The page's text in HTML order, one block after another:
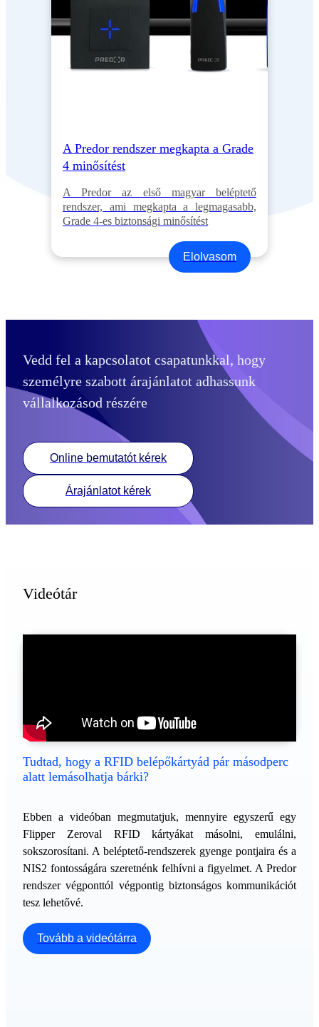
A Predor rendszer megkapta a Grade
4 minősítést
A Predor az első magyar beléptető
rendszer, ami megkapta a legmagasabb,
Grade 4-es biztonsági minősítést
Elolvasom
Vedd fel a kapcsolatot csapatunkkal, hogy
személyre szabott árajánlatot adhassunk
vállalkozásod részére
Online bemutatót kérek
Árajánlatot kérek
Videótár
Tudtad, hogy a RFID belépőkártyád pár másodperc
alatt lemásolhatja bárki?
Ebben a videóban megmutatjuk, mennyire egyszerű egy
Flipper Zeroval RFID kártyákat másolni, emulálni,
sokszorosítani. A beléptető-rendszerek gyenge pontjaira és a
NIS2 fontosságára szeretnénk felhívni a figyelmet. A Predor
rendszer végponttól végpontig biztonságos kommunikációt
tesz lehetővé.
Tovább a videótárra